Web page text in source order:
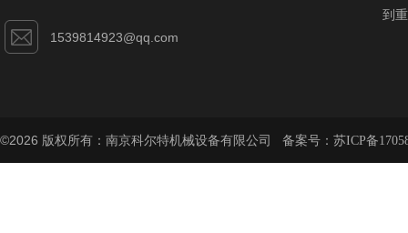
1539814923@qq.com
到
©2026 版权所有：南京科尔特机械设备有限公司 备案号： 苏ICP备